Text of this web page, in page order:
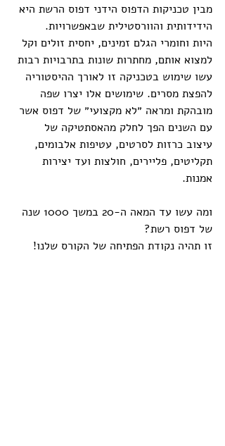
מבין טכניקות הדפוס הידני דפוס הרשת היא
הידידותית והוורסטילית שבאפשרויות.
היות וחומרי הגלם זמינים, יחסית זולים וקל
למצוא אותם, מחתרות שונות בתרבויות רבות
עשו שימוש בטכניקה זו לאורך ההיסטוריה
להפצת מסרים. שימושים אלו יצרו שפה
מובהקת ומראה ״לא מקצועי״ של דפוס אשר
עם השנים הפך לחלק מהאסתטיקה של
עיצוב כרזות לסרטים, עטיפות אלבומים,
תקליטים, פליירים, חולצות ועד יצירות
אמנות.
ומה עשו עד המאה ה-20 במשך 1000 שנה
של דפוס רשת?
זו תהיה נקודת הפתיחה של הקורס שלנו!